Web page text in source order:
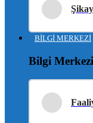
BİLGİ MERKEZİ
Bilgi Merkezi